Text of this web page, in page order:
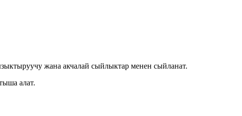
жана акчалай сыйлыктар менен сыйланат.
алат.